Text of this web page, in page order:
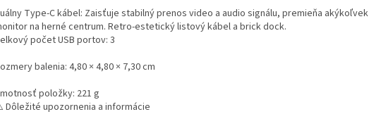
Type-C kábel: Zaisťuje stabilný prenos video a audio signálu, premieňa akýkoľvek
na herné centrum. Retro-estetický listový kábel a brick dock.
počet USB portov: 3
balenia: 4,80 × 4,80 × 7,30 cm
položky: 221 g
Dôležité upozornenia a informácie